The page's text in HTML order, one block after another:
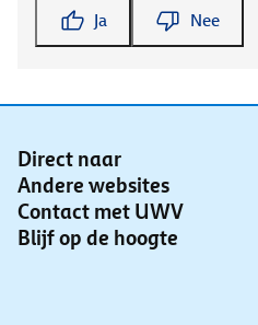
Ja Nee
Direct naar
Andere websites
Contact met UWV
Blijf op de hoogte